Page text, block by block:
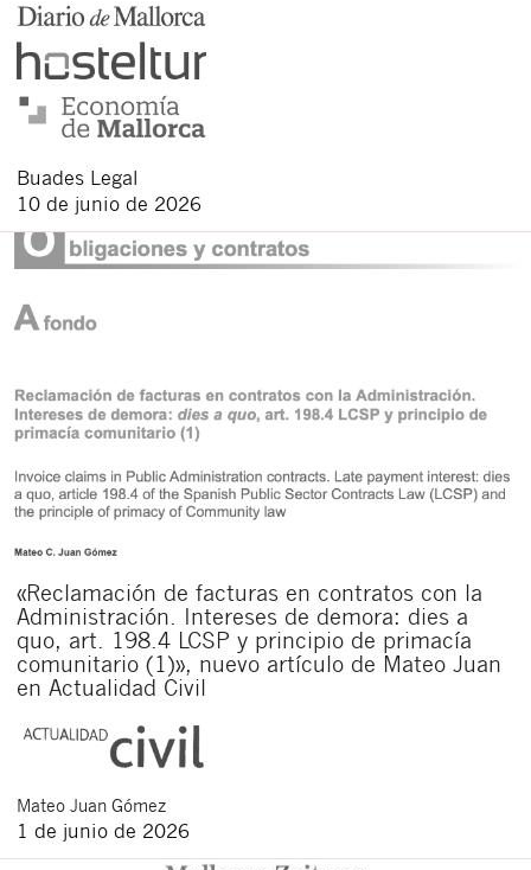
Buades Legal
10 de junio de 2026
«Reclamación de facturas en contratos con la
Administración. Intereses de demora: dies a
quo, art. 198.4 LCSP y principio de primacía
comunitario (1)», nuevo artículo de Mateo Juan
en Actualidad Civil
Mateo Juan Gómez
1 de junio de 2026